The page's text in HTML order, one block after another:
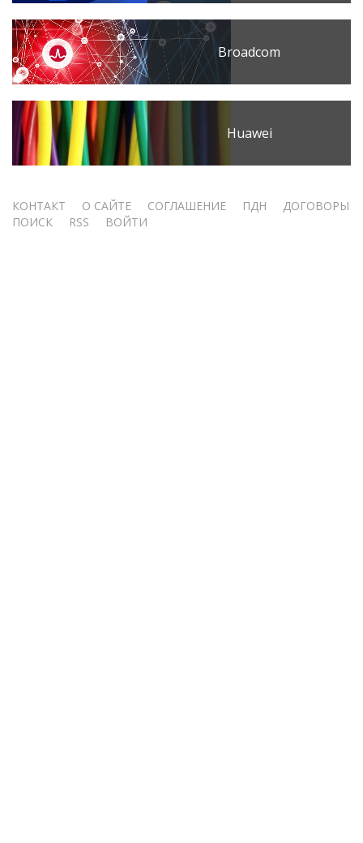
Broadcom
Huawei
Меню
КОНТАКТ О САЙТЕ СОГЛАШЕНИЕ ПДН
ДОГОВОРЫ
ПОИСК
RSS ВОЙТИ